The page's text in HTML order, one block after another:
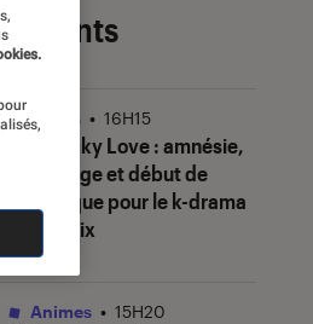
récents
Our Sticky Love: amnésie,
mensonge et début de
polémique pour le k-drama
de Netflix
Séries • 16H15
Animes • 15H20